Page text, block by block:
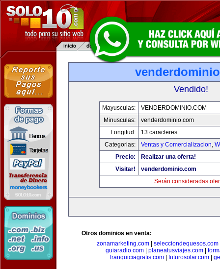
Vendido!
Mayusculas:
VENDERDOMINIO.COM
Minusculas:
venderdominio.com
Longitud:
13 caracteres
Categorias:
Ventas y Comercializacion,
Precio:
Realizar una oferta!
Visitar!
venderdominio.com
Serán consideradas
Otros dominios en venta:
zonamarketing.com| selecciondequesos.com
guiaradio.com
planeatusviajes.com
franquiciagratis.com
futurosolar.com